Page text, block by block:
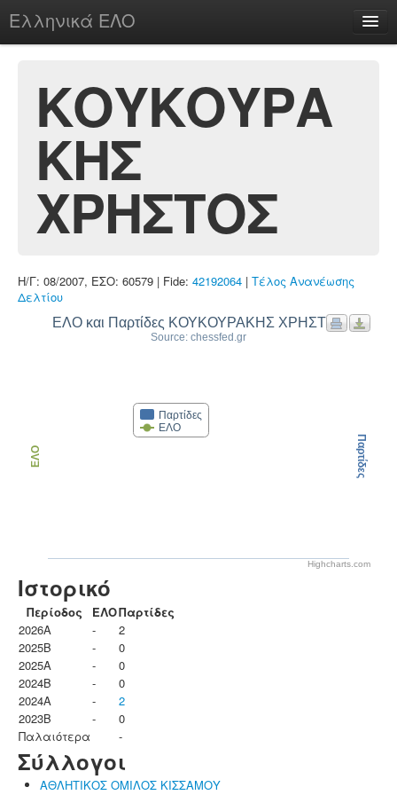
Ελληνικά ΕΛΟ
chesstu.be @ discord
Login
ΚΟΥΚΟΥΡΑ
ΚΗΣ
ΧΡΗΣΤΟΣ
Η/Γ: 08/2007, ΕΣΟ: 60579 | Fide: 42192064 | Τέλος Ανανέωσης
Δελτίου
ΕΛΟ και Παρτίδες ΚΟΥΚΟΥΡΑΚΗΣ ΧΡΗΣΤΟΣ
Source: chessfed.gr
Παρτίδες
ΕΛΟ
ΕΛΟ Παρτίδες
Highcharts.com
Ιστορικό
Περίοδος ΕΛΟΠαρτίδες
2026A
-
2
2025B
-
0
2025A
-
0
2024B
-
0
2024A
-
2
2023B
-
0
Παλαιότερα
-
Σύλλογοι
ΑΘΛΗΤΙΚΟΣ ΟΜΙΛΟΣ ΚΙΣΣΑΜΟΥ